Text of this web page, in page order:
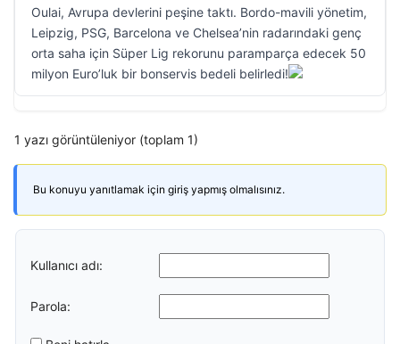
Oulai, Avrupa devlerini peşine taktı. Bordo-mavili yönetim,
Leipzig, PSG, Barcelona ve Chelsea’nin radarındaki genç
orta saha için Süper Lig rekorunu paramparça edecek 50
milyon Euro’luk bir bonservis bedeli belirledi!
1 yazı görüntüleniyor (toplam 1)
Bu konuyu yanıtlamak için giriş yapmış olmalısınız.
Kullanıcı adı:
Parola: